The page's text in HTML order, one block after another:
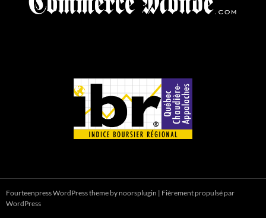
Fourteenpress WordPress theme by noorsplugin | Fièrement propulsé par
WordPress